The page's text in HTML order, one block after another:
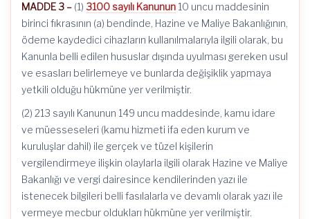
MADDE 3 – (1) 3100 sayılı Kanunun 10 uncu maddesinin
birinci fıkrasının (a) bendinde, Hazine ve Maliye Bakanlığının,
ödeme kaydedici cihazların kullanılmalarıyla ilgili olarak, bu
Kanunla belli edilen hususlar dışında uyulması gereken usul
ve esasları belirlemeye ve bunlarda değişiklik yapmaya
yetkili olduğu hükmüne yer verilmiştir.
(2) 213 sayılı Kanunun 149 uncu maddesinde, kamu idare
ve müesseseleri (kamu hizmeti ifa eden kurum ve
kuruluşlar dahil) ile gerçek ve tüzel kişilerin
vergilendirmeye ilişkin olaylarla ilgili olarak Hazine ve Maliye
Bakanlığı ve vergi dairesince kendilerinden yazı ile
istenecek bilgileri belli fasılalarla ve devamlı olarak yazı ile
vermeye mecbur oldukları hükmüne yer verilmiştir.